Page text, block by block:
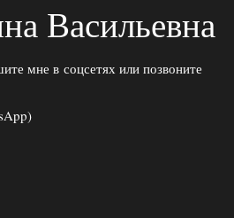
Васильевна
мне в соцсетях или позвоните